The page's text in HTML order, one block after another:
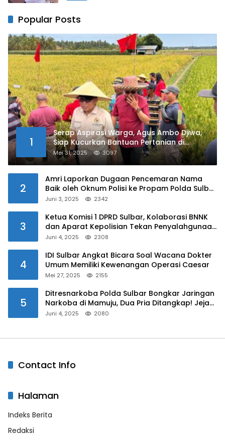
Popular Posts
1
Serap Aspirasi Warga, Agus Ambo Djiwa,
Siap Kucurkan Bantuan Pertanian di
Kalukku
Mei 31, 2025 3097
2
Amri Laporkan Dugaan Pencemaran Nama
Baik oleh Oknum Polisi ke Propam Polda Sulbar
Juni 3, 2025 2342
3
Ketua Komisi 1 DPRD Sulbar, Kolaborasi BNNK
dan Aparat Kepolisian Tekan Penyalahgunaan
Juni 4, 2025 2308
4
IDI Sulbar Angkat Bicara Soal Wacana Dokter
Umum Memiliki Kewenangan Operasi Caesar
Mei 27, 2025 2155
5
Ditresnarkoba Polda Sulbar Bongkar Jaringan
Narkoba di Mamuju, Dua Pria Ditangkap! Jejak
Juni 4, 2025 2080
Contact Info
Halaman
Indeks Berita
Redaksi